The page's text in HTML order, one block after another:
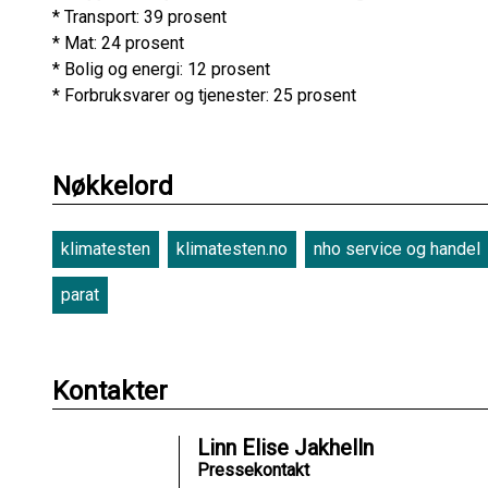
* Transport: 39 prosent
* Mat: 24 prosent
* Bolig og energi: 12 prosent
* Forbruksvarer og tjenester: 25 prosent
Nøkkelord
klimatesten klimatesten.no nho service og handel
parat
Kontakter
Linn Elise Jakhelln
Pressekontakt